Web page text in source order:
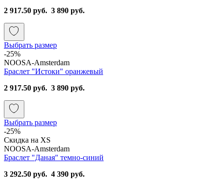
2 917.50 руб. 3 890 руб.
Выбрать размер
-25%
NOOSA-Amsterdam
Браслет "Истоки" оранжевый
2 917.50 руб. 3 890 руб.
Выбрать размер
-25%
Скидка на XS
NOOSA-Amsterdam
Браслет "Даная" темно-синий
3 292.50 руб. 4 390 руб.